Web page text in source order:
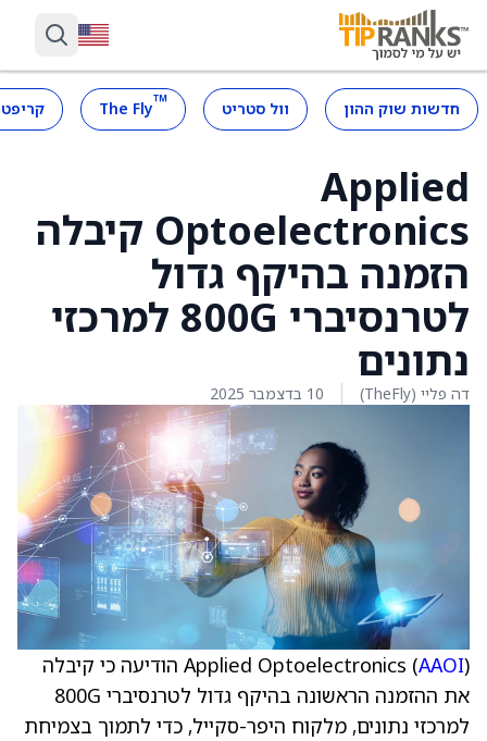
חדשות שוק ההון וול סטריט ™
The Fly
Applied
Optoelectronics קיבלה
הזמנה בהיקף גדול
לטרנסיברי 800G למרכזי
נתונים
דה פליי (TheFly) 10 בדצמבר 2025
Applied Optoelectronics (AAOI
) הודיעה כי קיבלה
את ההזמנה הראשונה בהיקף גדול לטרנסיברי 800G
למרכזי נתונים, מלקוח היפר-סקייל, כדי לתמוך בצמיחת